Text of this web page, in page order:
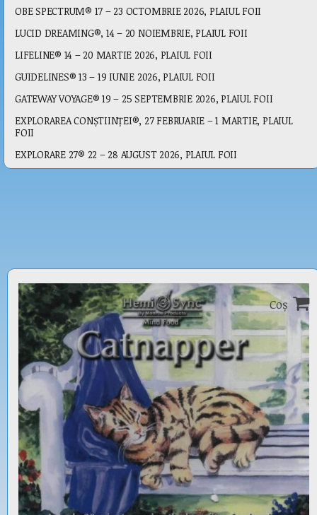
OBE SPECTRUM® 17 – 23 OCTOMBRIE 2026, PLAIUL FOII
LUCID DREAMING®, 14 – 20 NOIEMBRIE, PLAIUL FOII
LIFELINE® 14 – 20 MARTIE 2026, PLAIUL FOII
GUIDELINES® 13 – 19 IUNIE 2026, PLAIUL FOII
GATEWAY VOYAGE® 19 – 25 SEPTEMBRIE 2026, PLAIUL FOII
EXPLORAREA CONȘTIINȚEI®, 27 FEBRUARIE – 1 MARTIE, PLAIUL
FOII
EXPLORARE 27® 22 – 28 AUGUST 2026, PLAIUL FOII
Coș